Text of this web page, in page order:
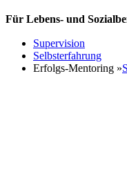
Für Lebens- und
Supervision
Selbsterfahrung
Erfolgs-Mentoring »